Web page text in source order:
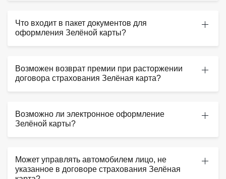
Что входит в пакет документов для
оформления Зелёной карты?
Возможен возврат премии при расторжении
договора страхования Зелёная карта?
Возможно ли электронное оформление
Зелёной карты?
Может управлять автомобилем лицо, не
указанное в договоре страхования Зелёная